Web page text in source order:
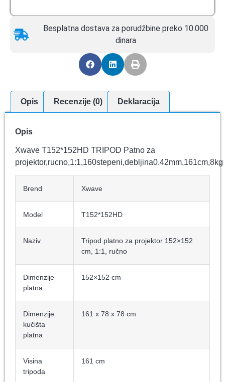
Besplatna dostava za porudžbine preko 10.000
dinara
Opis Recenzije (0) Deklaracija
Opis
Xwave T152*152HD TRIPOD Patno za
projektor,rucno,1:1,160stepeni,debljina0.42mm,161cm,8kg
Brend Xwave
Model T152*152HD
Naziv
Tripod platno za projektor 152×152
cm, 1:1, ručno
Dimenzije
platna
152×152 cm
Dimenzije
kučišta
platna
161 x 78 x 78 cm
Visina
tripoda
161 cm